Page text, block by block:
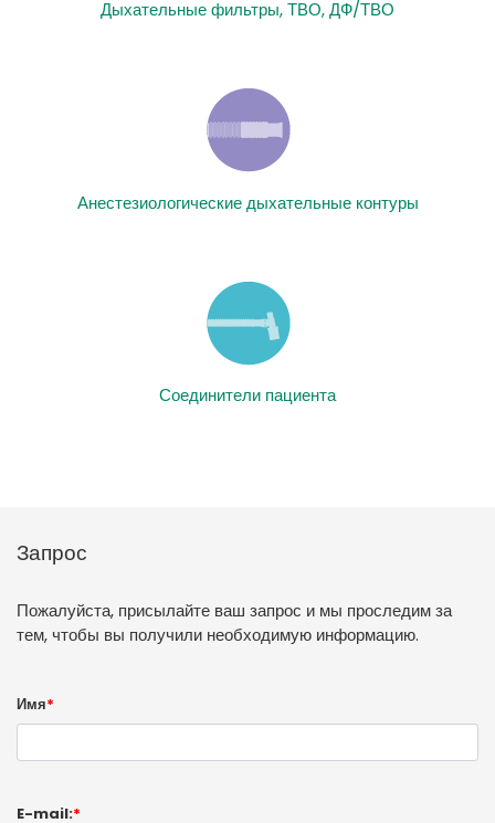
Дыхательные фильтры, ТВО, ДФ/ТВО
Анестезиологические дыхательные контуры
Соединители пациента
Запрос
Пожалуйста, присылайте ваш запрос и мы проследим за
тем, чтобы вы получили необходимую информацию.
Имя*
E-mail:*